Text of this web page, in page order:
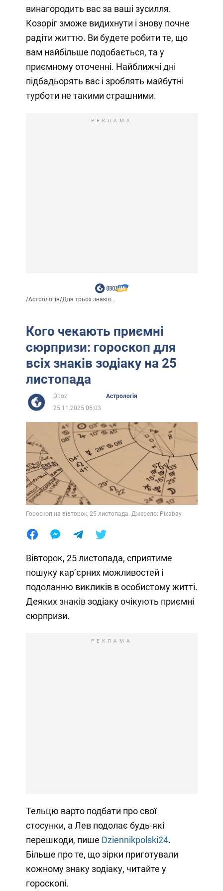
винагородить вас за ваші зусилля.
Козоріг зможе видихнути і знову почне
радіти життю. Ви будете робити те, що
вам найбільше подобається, та у
приємному оточенні. Найближчі дні
підбадьорять вас і зроблять майбутні
турботи не такими страшними.
РЕКЛАМА
/Астрологія/Для трьох знаків...
Кого чекають приємні
сюрпризи: гороскоп для
всіх знаків зодіаку на 25
листопада
Oboz
Астрологія
25.11.2025 05:03
Гороскоп на вівторок, 25 листопада. Джерело: Pixabay
Вівторок, 25 листопада, сприятиме
пошуку кар’єрних можливостей і
подоланню викликів в особистому житті.
Деяких знаків зодіаку очікують приємні
сюрпризи.
РЕКЛАМА
Тельцю варто подбати про свої
стосунки, а Лев подолає будь-які
перешкоди, пише Dziennikpolski24.
Більше про те, що зірки приготували
кожному знаку зодіаку, читайте у
гороскопі.